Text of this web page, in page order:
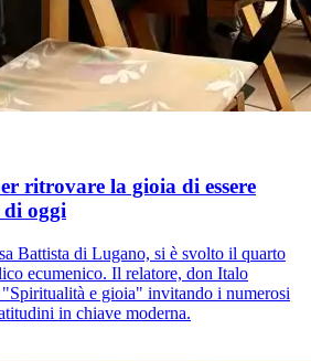
ritrovare la gioia di essere
oggi
Battista di Lugano, si è svolto il quarto
ecumenico. Il relatore, don Italo
e gioia" invitando i numerosi
in chiave moderna.